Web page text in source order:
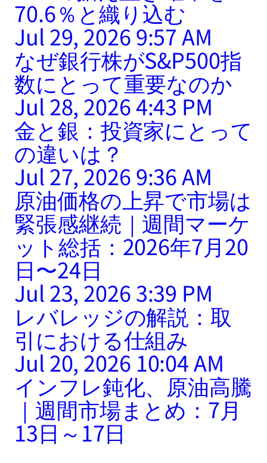
70.6％と織り込む
Jul 29, 2026 9:57 AM
なぜ銀行株がS&P500指
数にとって重要なのか
Jul 28, 2026 4:43 PM
金と銀：投資家にとって
の違いは？
Jul 27, 2026 9:36 AM
原油価格の上昇で市場は
緊張感継続｜週間マーケ
ット総括：2026年7月20
日〜24日
Jul 23, 2026 3:39 PM
レバレッジの解説：取
引における仕組み
Jul 20, 2026 10:04 AM
インフレ鈍化、原油高騰
｜週間市場まとめ：7月
13日～17日